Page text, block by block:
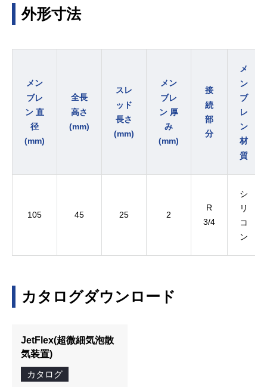
外形寸法
メン
ブレ
ン 直
径
(mm)
全長
高さ
(mm)
スレ
ッド
長さ
(mm)
メン
ブレ
ン 厚
み
(mm)
接
続
部
分
メ
ン
ブ
レ
ン
材
質
105 45 25 2
R
3/4
シ
リ
コ
ン
カタログダウンロード
JetFlex(超微細気泡散
気装置)
カタログ